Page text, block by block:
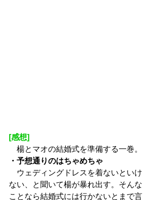
[感想]
楊とマオの結婚式を準備する一巻。
・予想通りのはちゃめちゃ
ウェディングドレスを着ないといけ
ない、と聞いて楊が暴れ出す。そんな
ことなら結婚式には行かないとまで言